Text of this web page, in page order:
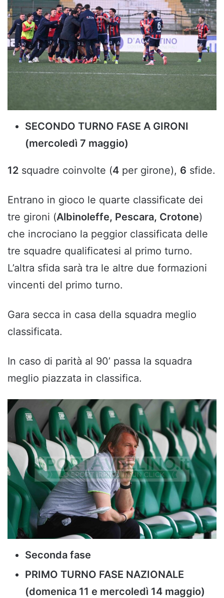
SECONDO TURNO FASE A GIRONI
(mercoledì 7 maggio)
12 squadre coinvolte (4 per girone), 6 sfide.
Entrano in gioco le quarte classificate dei
tre gironi (Albinoleffe, Pescara, Crotone)
che incrociano la peggior classificata delle
tre squadre qualificatesi al primo turno.
L’altra sfida sarà tra le altre due formazioni
vincenti del primo turno.
Gara secca in casa della squadra meglio
classificata.
In caso di parità al 90’ passa la squadra
meglio piazzata in classifica.
Seconda fase
PRIMO TURNO FASE NAZIONALE
(domenica 11 e mercoledì 14 maggio)